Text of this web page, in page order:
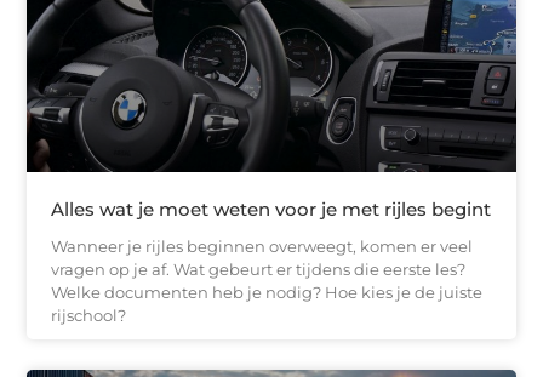
Alles wat je moet weten voor je met rijles begint
Wanneer je rijles beginnen overweegt, komen er veel
vragen op je af. Wat gebeurt er tijdens die eerste les?
Welke documenten heb je nodig? Hoe kies je de juiste
rijschool?